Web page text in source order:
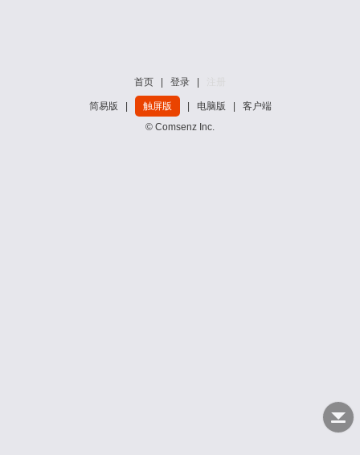
首页 登录
简易版 触屏版 电脑版
客户端
© Comsenz Inc.